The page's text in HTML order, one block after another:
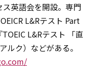
英語会を開設。専門
L&Rテスト Part
L&Rテスト 「直
ルク）などがある。